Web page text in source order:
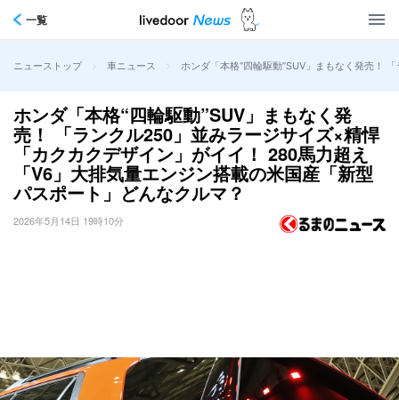
一覧
ニューストップ > 車ニュース > ホンダ「本格“四輪駆動”SUV」まもなく発売！
ホンダ「本格“四輪駆動”SUV」まもなく発
売！ 「ランクル250」並みラージサイズ×精悍
「カクカクデザイン」がイイ！ 280馬力超え
「V6」大排気量エンジン搭載の米国産「新型
パスポート」どんなクルマ？
2026年5月14日 19時10分